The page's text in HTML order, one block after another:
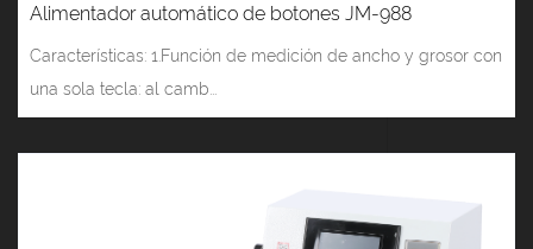
Alimentador automático de botones JM-988
Características: 1.Función de medición de ancho y grosor con
una sola tecla: al camb...